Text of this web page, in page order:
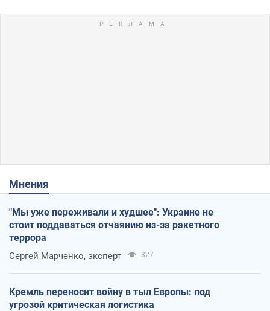
Мнения
"Мы уже переживали и худшее": Украине не
стоит поддаваться отчаянию из-за ракетного
террора
Сергей Марченко, эксперт 327
Кремль переносит войну в тыл Европы: под
угрозой критическая логистика